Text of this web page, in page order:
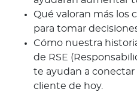
Qué valoran más los
para tomar
Cómo nuestra
de RSE
te ayudan a conectar
cliente de hoy.